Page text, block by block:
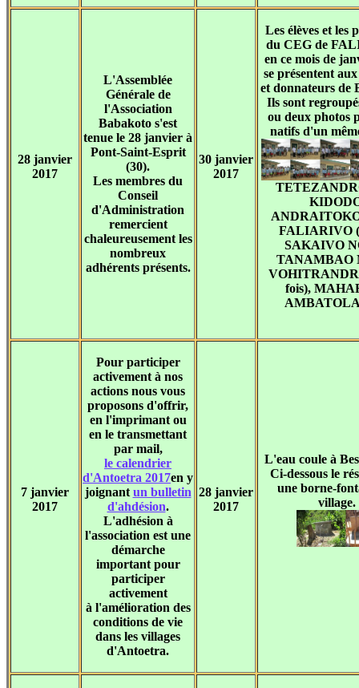
28 janvier
2017
L'Assemblée
Générale de
l'Association
Babakoto s'est
tenue le 28 janvier à
Pont-Saint-Esprit
(30).
Les membres du
Conseil
d'Administration
remercient
chaleureusement les
nombreux
adhérents présents.
30 janvier
2017
Les élèves et les
du CEG de
en ce mois de
se présentent
et donnateurs de
Ils sont
ou deux photos
natifs d'un
FALIARIVO
SAKAIVO
TANAMBAO
fois),
7 janvier
2017
Pour participer
activement à nos
actions nous vous
proposons d'offrir,
en l'imprimant ou
en le transmettant
par mail,
le calendrier
d'Antoetra 2017en y
joignantun bulletin
d'ahdésion.
L'adhésion à
l'association est une
démarche
important pour
participer
activement
à l'amélioration des
conditions de vie
dans les villages
d'Antoetra.
28 janvier
2017
L'eau coule à
Ci-dessous le
une borne-
village.